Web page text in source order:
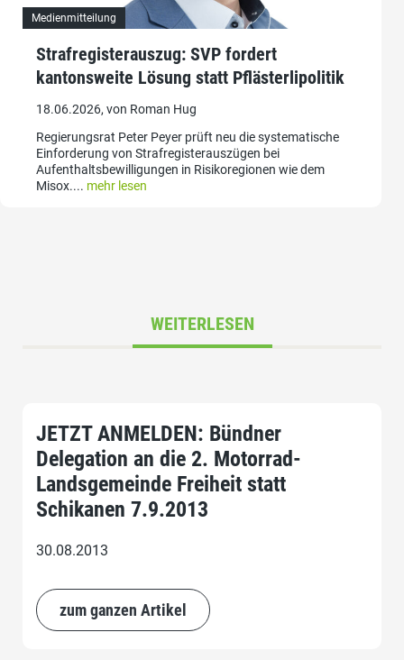
Medienmitteilung
Strafregisterauszug: SVP fordert
kantonsweite Lösung statt Pflästerlipolitik
18.06.2026, von Roman Hug
Regierungsrat Peter Peyer prüft neu die systematische
Einforderung von Strafregisterauszügen bei
Aufenthaltsbewilligungen in Risikoregionen wie dem
Misox.... mehr lesen
WEITERLESEN
JETZT ANMELDEN: Bündner
Delegation an die 2. Motorrad-
Landsgemeinde Freiheit statt
Schikanen 7.9.2013
30.08.2013
zum ganzen Artikel